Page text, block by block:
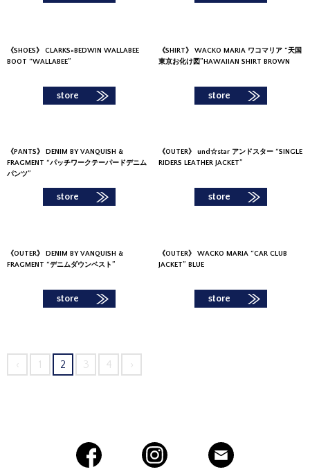
《SHOES》 CLARKS×BEDWIN WALLABEE
BOOT “WALLABEE”
store
《SHIRT》WACKO MARIA ワコマリア “天国
東京お化け図”HAWAIIAN SHIRT BROWN
store
《PANTS》 DENIM BY VANQUISH &
FRAGMENT “パッチワークテーパードデニム
パンツ”
store
《OUTER》und☆star アンドスター “SINGLE
RIDERS LEATHER JACKET”
store
《OUTER》 DENIM BY VANQUISH &
FRAGMENT “デニムダウンベスト”
store
《OUTER》WACKO MARIA “CAR CLUB
JACKET” BLUE
store
‹ 1 2 3 4 ›